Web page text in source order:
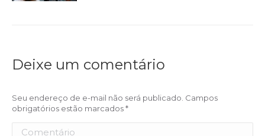
Deixe um comentário
Seu endereço de e-mail não será publicado. Campos
obrigatórios estão marcados*
Comentário